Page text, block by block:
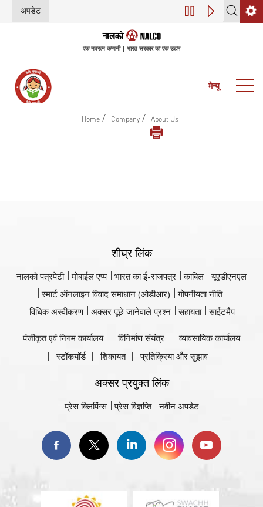
अपडेट डिजिटल परिवर्तन
एक नवरत्न कम्पनी | भारत सरकार का एक उद्यम
मेन्यू
Home / Company / About Us
शीघ्र लिंक
नालको पत्रपेटी मोबाईल एप्प भारत का ई-राजपत्र काबिल
यूएडीएनएल
स्मार्ट ऑनलाइन विवाद समाधान (ओडीआर)
गोपनीयता नीति
विधिक अस्वीकरण
अक्सर पूछे जानेवाले प्रश्न सहायता साईटमैप
पंजीकृत एवं निगम कार्यालय विनिर्माण संयंत्र
व्यावसायिक कार्यालय
स्टॉकयॉर्ड
शिकायत प्रतिक्रिया और सुझाव
अक्सर प्रयुक्त लिंक
प्रेस क्लिपिंग्स प्रेस विज्ञप्ति नवीन अपडेट